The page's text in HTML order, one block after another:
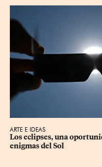
ARTE E IDEAS
Los eclipses, una
enigmas del Sol